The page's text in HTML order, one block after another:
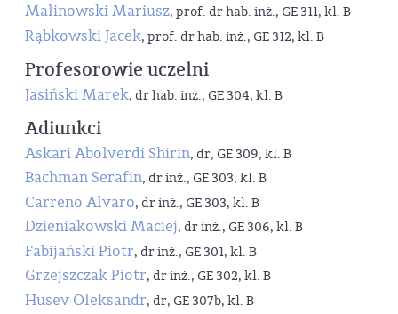
Malinowski Mariusz, prof. dr hab. inż., GE 311, kl. B
Rąbkowski Jacek, prof. dr hab. inż., GE 312, kl. B
Profesorowie uczelni
Jasiński Marek, dr hab. inż., GE 304, kl. B
Adiunkci
Askari Abolverdi Shirin, dr, GE 309, kl. B
Bachman Serafin, dr inż., GE 303, kl. B
Carreno Alvaro, dr inż., GE 303, kl. B
Dzieniakowski Maciej, dr inż., GE 306, kl. B
Fabijański Piotr, dr inż., GE 301, kl. B
Grzejszczak Piotr, dr inż., GE 302, kl. B
Husev Oleksandr, dr, GE 307b, kl. B